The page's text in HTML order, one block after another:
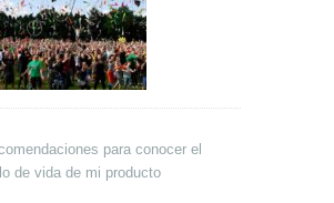
para conocer el
de vida de mi producto